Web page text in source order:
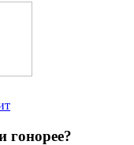
гонорее?